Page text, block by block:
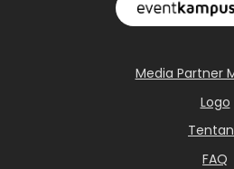
Media Partner
Logo
FAQ